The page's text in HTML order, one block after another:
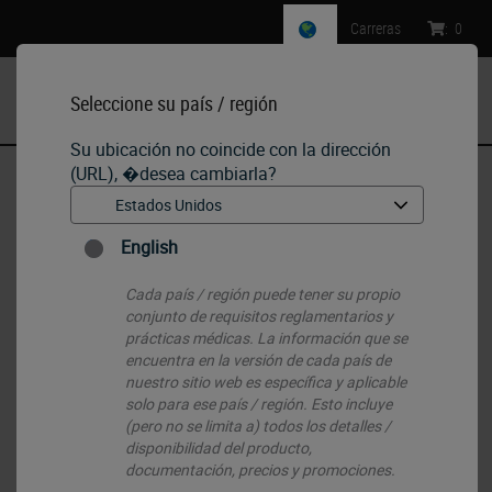
Seleccione su país / región
Su ubicación no coincide con la dirección
(URL), �desea cambiarla?
English
Cada país / región puede tener su propio
conjunto de requisitos reglamentarios y
prácticas médicas. La información que se
encuentra en la versión de cada país de
nuestro sitio web es específica y aplicable
solo para ese país / región. Esto incluye
(pero no se limita a) todos los detalles /
disponibilidad del producto,
documentación, precios y promociones.
Carreras : 0
IHC & ISH • IHC Primary Antibodies
Human Herpesvirus Type 8 (HHV8)